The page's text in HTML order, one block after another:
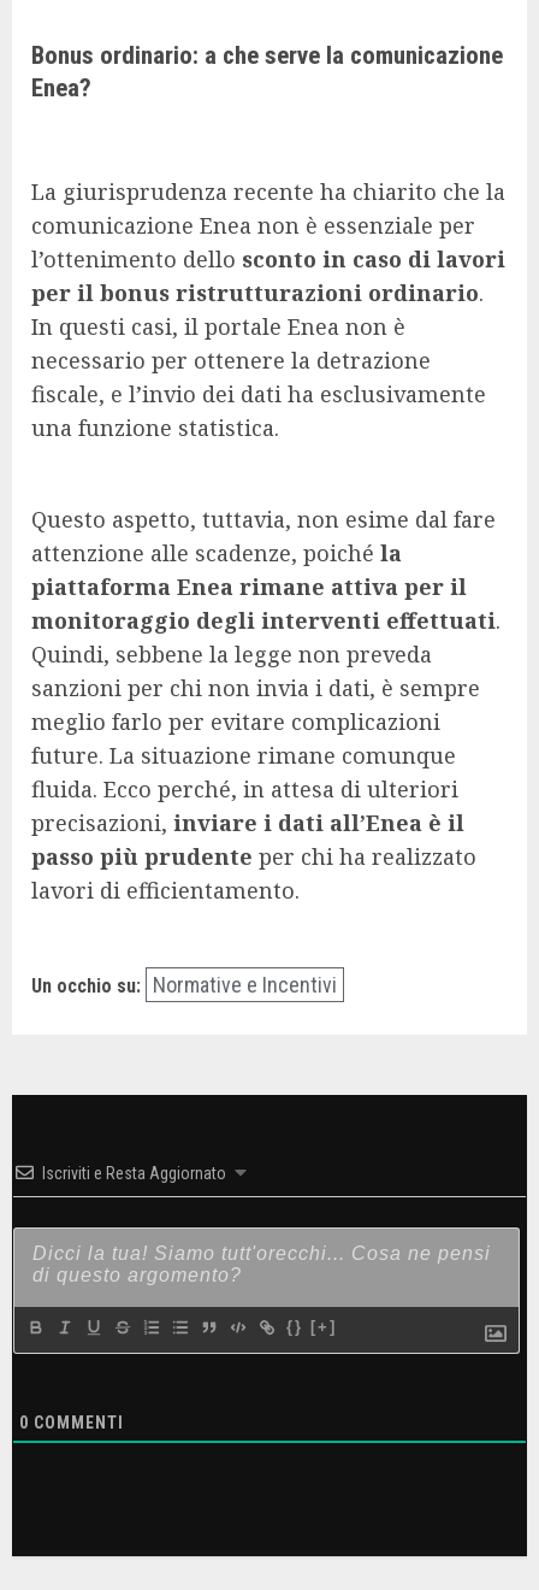
Bonus ordinario: a che serve la comunicazione
Enea?
La giurisprudenza recente ha chiarito che la
comunicazione Enea non è essenziale per
l’ottenimento dello sconto in caso di lavori
per il bonus ristrutturazioni ordinario.
In questi casi, il portale Enea non è
necessario per ottenere la detrazione
fiscale, e l’invio dei dati ha esclusivamente
una funzione statistica.
Questo aspetto, tuttavia, non esime dal fare
attenzione alle scadenze, poiché la
piattaforma Enea rimane attiva per il
monitoraggio degli interventi effettuati.
Quindi, sebbene la legge non preveda
sanzioni per chi non invia i dati, è sempre
meglio farlo per evitare complicazioni
future. La situazione rimane comunque
fluida. Ecco perché, in attesa di ulteriori
precisazioni, inviare i dati all’Enea è il
passo più prudente per chi ha realizzato
lavori di efficientamento.
Un occhio su: Normative e Incentivi
Iscriviti e Resta Aggiornato
{} [+]
0 COMMENTI